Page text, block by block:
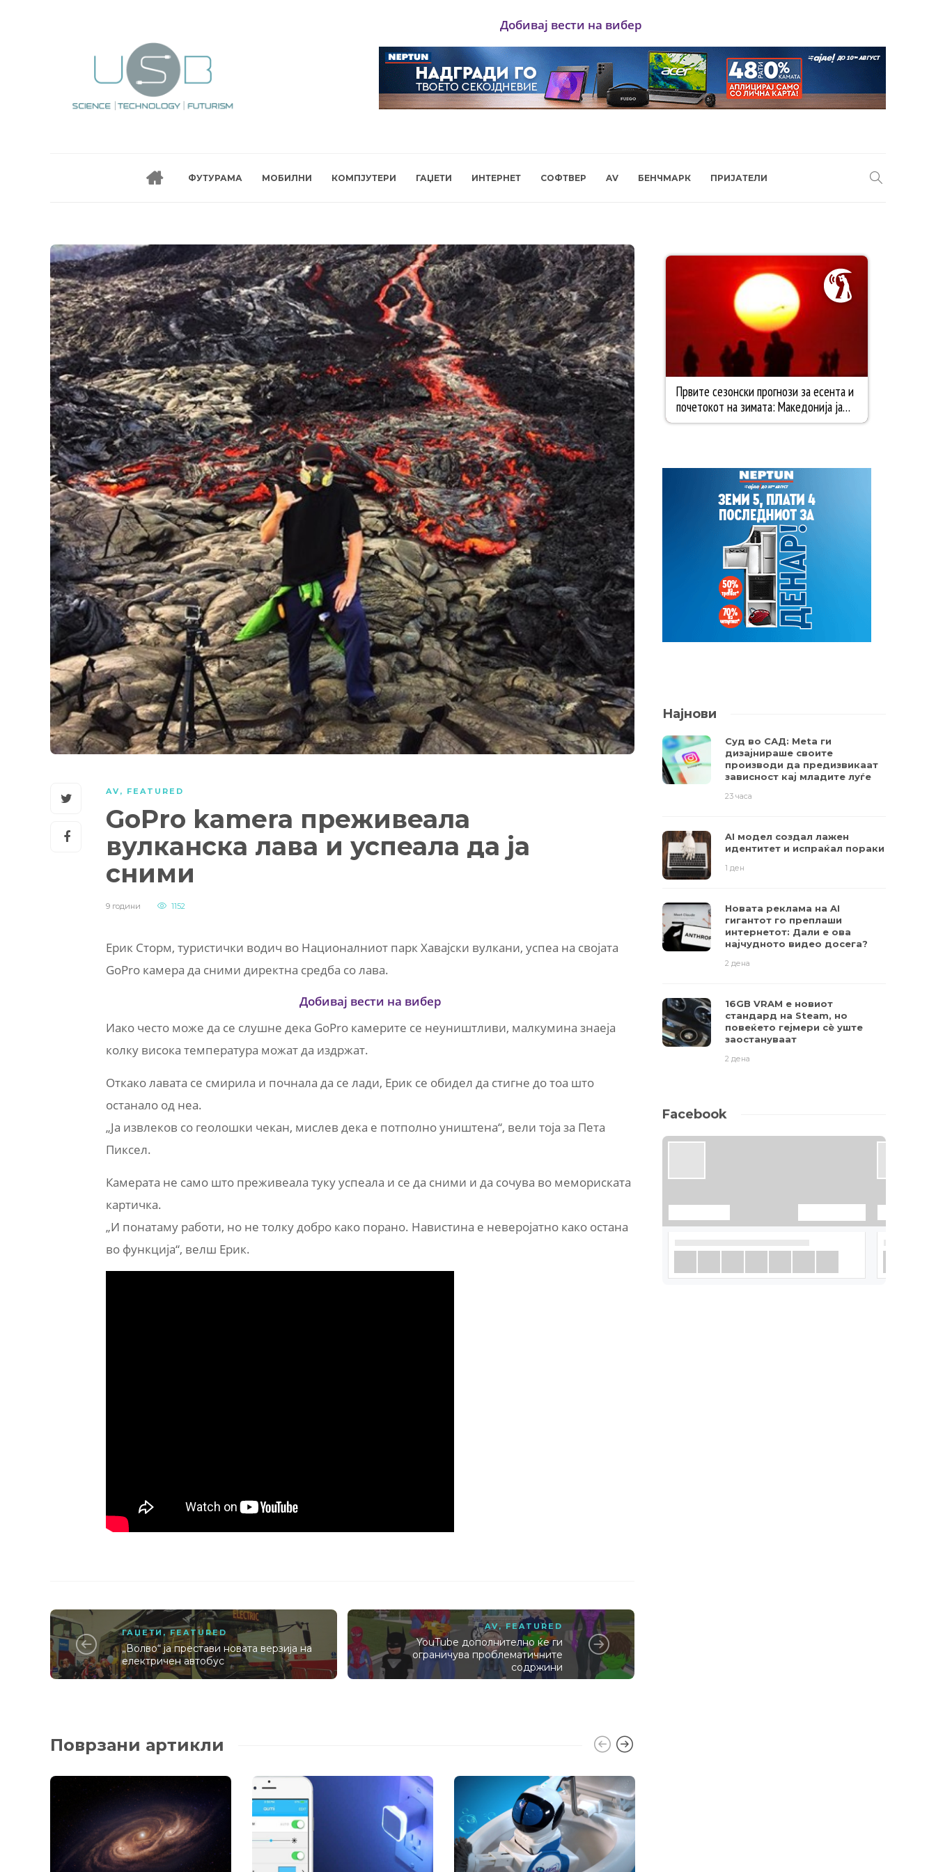
Добивај вести на вибер
ФУТУРАМА МОБИЛНИ КОМПЈУТЕРИ ГАЏЕТИ ИНТЕРНЕТ СОФТВЕР AV БЕНЧМАРК ПРИЈАТЕЛИ
AV , FEATURED
GoPro kamera преживеала
вулканска лава и успеала да ја
сними
9 години 1152
Ерик Сторм, туристички водич во Националниот парк Хавајски вулкани, успеа на својата
GoPro камера да сними директна средба со лава.
Добивај вести на вибер
Иако често може да се слушне дека GoPro камерите се неуништливи, малкумина знаеја
колку висока температура можат да издржат.
Откако лавата се смирила и почнала да се лади, Ерик се обидел да стигне до тоа што
останало од неа.
„Ја извлеков со геолошки чекан, мислев дека е потполно уништена“, вели тоја за Пета
Пиксел.
Камерата не само што преживеала туку успеала и се да сними и да сочува во мемориската
картичка.
„И понатаму работи, но не толку добро како порано. Навистина е неверојатно како остана
во функција“, велш Ерик.
ГАЏЕТИ ,FEATURED
„Волво“ ја престави новата верзија на
електричен автобус
AV,FEATURED
YouTube дополнително ќе ги
ограничува проблематичните
содржини
Поврзани артикли
Најнови
Суд во САД: Meta ги
дизајнираше своите
производи да предизвикаат
зависност кај младите луѓе
23 часа
AI модел создал лажен
идентитет и испраќал пораки
1 ден
Новата реклама на AI
гигантот го преплаши
интернетот: Дали е ова
најчудното видео досега?
2 дена
16GB VRAM е новиот
стандард на Steam, но
повеќето гејмери ​​сè уште
заостануваат
2 дена
Facebook